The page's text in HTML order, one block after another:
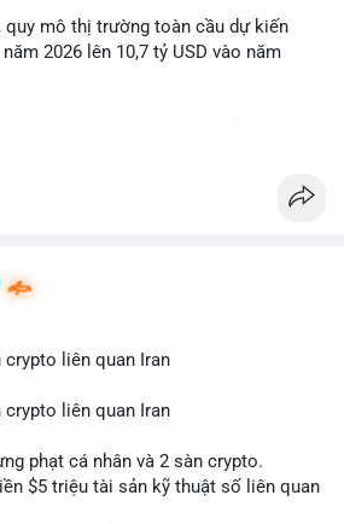
lẻ nên quan sát thêm 2-4 giờ sau
tránh hành động theo cảm xúc.
giai đoạn biến động mạnh.
mô thị trường toàn cầu dự kiến
2026 lên 10,7 tỷ USD vào năm
lên tới 20,2%.
tăng trưởng vượt bậc này? Hãy cùng
crypto liên quan Iran
crypto liên quan Iran
phạt cá nhân và 2 sàn crypto.
$5 triệu tài sản kỹ thuật số liên quan